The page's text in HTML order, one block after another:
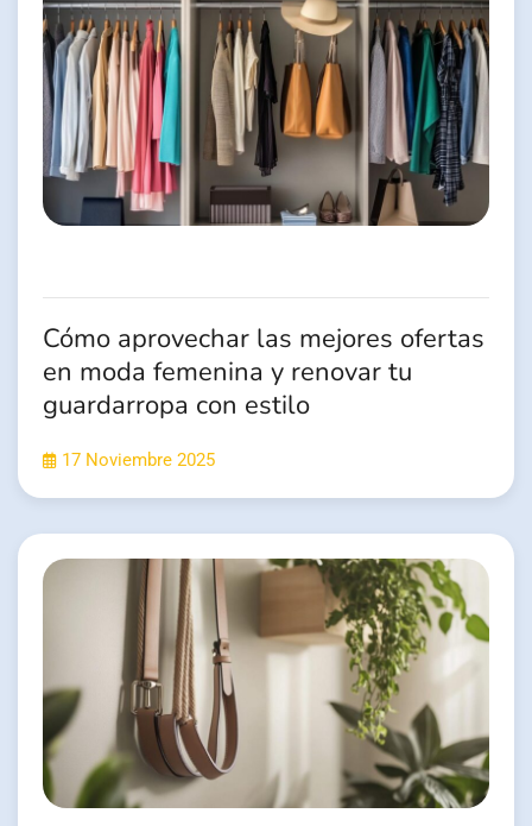
Cómo aprovechar las mejores ofertas
en moda femenina y renovar tu
guardarropa con estilo
17 Noviembre 2025